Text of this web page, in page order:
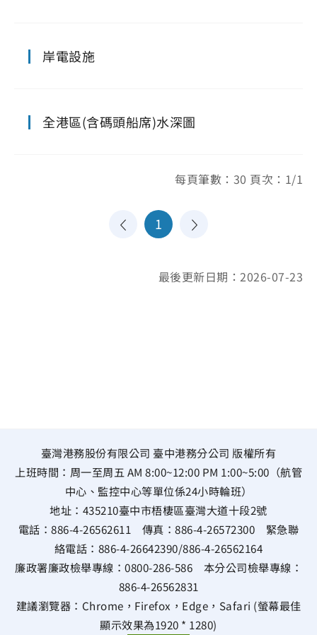
岸電設施
全港區(含碼頭船席)水深圖
每頁筆數：30 頁次：1/1
1
最後更新日期：2026-07-23
臺灣港務股份有限公司 臺中港務分公司 版權所有
上班時間：周一至周五 AM 8:00~12:00 PM 1:00~5:00（航管
中心、監控中心等單位係24小時輪班）
地址： 435210臺中市梧棲區臺灣大道十段2號
電話：886-4-26562611 傳真：886-4-26572300 緊急聯
絡電話： 886-4-26642390/886-4-26562164
廉政署廉政檢舉專線： 0800-286-586 本分公司檢舉專線：
886-4-26562831
建議瀏覽器：Chrome，Firefox，Edge，Safari (螢幕最佳
顯示效果為1920 * 1280)